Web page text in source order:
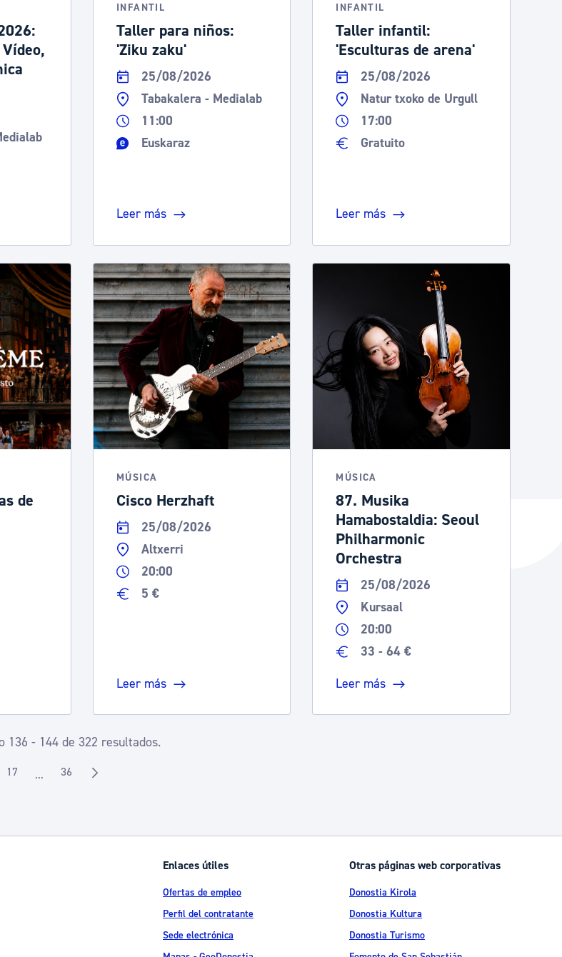
INFANTIL
Taller para niños:
'Ziku zaku'
25/08/2026
Tabakalera - Medialab
11:00
Euskaraz
Leer más
INFANTIL
Taller infantil:
'Esculturas de arena'
25/08/2026
Natur txoko de Urgull
17:00
Gratuito
Leer más
de
MÚSICA
Cisco Herzhaft
25/08/2026
Altxerri
20:00
5 €
Leer más
MÚSICA
87. Musika
Hamabostaldia: Seoul
Philharmonic
Orchestra
25/08/2026
Kursaal
20:00
33 - 64 €
Leer más
136 - 144 de 322 resultados.
Use TAB para desplazarse.
Página
17 ...Páginas intermedias Use TAB para desplazarse.
Página
36
Enlaces útiles
Ofertas de empleo
Perfil del contratante
Sede electrónica
Otras páginas web corporativas
Donostia Kirola
Donostia Kultura
Donostia Turismo